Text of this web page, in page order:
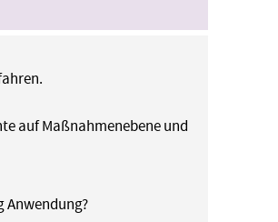
auf Maßnahmenebene und
Anwendung?